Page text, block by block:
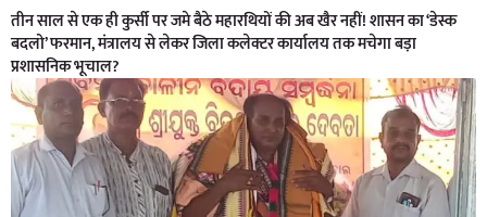
तीन साल से एक ही कुर्सी पर जमे बैठे महारथियों की अब खैर नहीं! शासन का ‘डेस्क
बदलो’ फरमान, मंत्रालय से लेकर जिला कलेक्टर कार्यालय तक मचेगा बड़ा
प्रशासनिक भूचाल?